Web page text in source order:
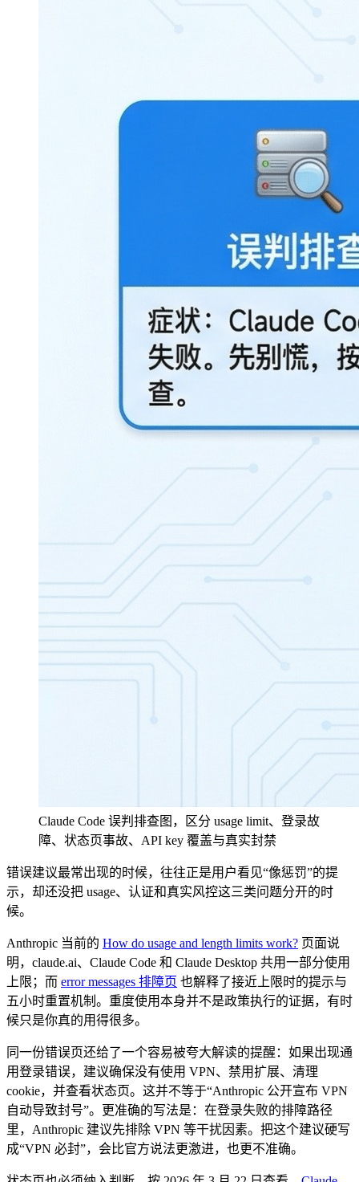
Claude Code 误判排查图，区分 usage limit、登录故
障、状态页事故、API key 覆盖与真实封禁
错误建议最常出现的时候，往往正是用户看见“像惩罚”的提
示，却还没把 usage、认证和真实风控这三类问题分开的时
候。
Anthropic 当前的 How do usage and length limits work? 页面说
明，claude.ai、Claude Code 和 Claude Desktop 共用一部分使用
上限；而 error messages 排障页 也解释了接近上限时的提示与
五小时重置机制。重度使用本身并不是政策执行的证据，有时
候只是你真的用得很多。
同一份错误页还给了一个容易被夸大解读的提醒：如果出现通
用登录错误，建议确保没有使用 VPN、禁用扩展、清理
cookie，并查看状态页。这并不等于“Anthropic 公开宣布 VPN
自动导致封号”。更准确的写法是：在登录失败的排障路径
里，Anthropic 建议先排除 VPN 等干扰因素。把这个建议硬写
成“VPN 必封”，会比官方说法更激进，也更不准确。